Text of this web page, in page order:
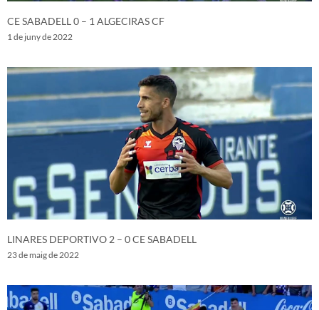
CE SABADELL 0 – 1 ALGECIRAS CF
1 de juny de 2022
LINARES DEPORTIVO 2 – 0 CE SABADELL
23 de maig de 2022